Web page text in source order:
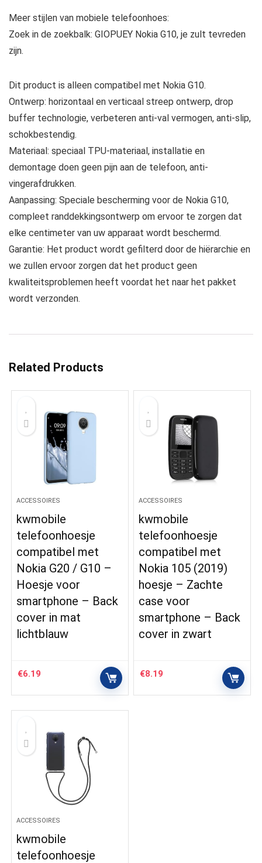
Meer stijlen van mobiele telefoonhoes:
Zoek in de zoekbalk: GIOPUEY Nokia G10, je zult tevreden
zijn.
Dit product is alleen compatibel met Nokia G10.
Ontwerp: horizontaal en verticaal streep ontwerp, drop
buffer technologie, verbeteren anti-val vermogen, anti-slip,
schokbestendig.
Materiaal: speciaal TPU-materiaal, installatie en
demontage doen geen pijn aan de telefoon, anti-
vingerafdrukken.
Aanpassing: Speciale bescherming voor de Nokia G10,
compleet randdekkingsontwerp om ervoor te zorgen dat
elke centimeter van uw apparaat wordt beschermd.
Garantie: Het product wordt gefilterd door de hiërarchie en
we zullen ervoor zorgen dat het product geen
kwaliteitsproblemen heeft voordat het naar het pakket
wordt verzonden.
Related Products
ACCESSOIRES
kwmobile
telefoonhoesje
compatibel met
Nokia G20 / G10 –
Hoesje voor
smartphone – Back
cover in mat
lichtblauw
€6.19
ACCESSOIRES
kwmobile
telefoonhoesje
compatibel met
Nokia 105 (2019)
hoesje – Zachte
case voor
smartphone – Back
cover in zwart
€8.19
ACCESSOIRES
kwmobile
telefoonhoesje